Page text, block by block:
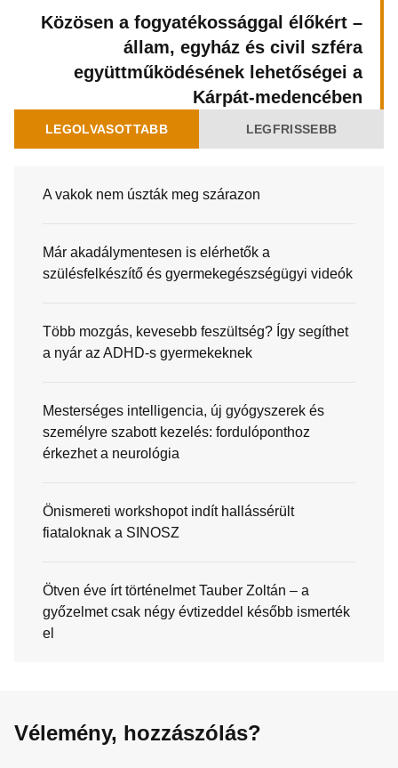
Közösen a fogyatékossággal élőkért –
állam, egyház és civil szféra
együttműködésének lehetőségei a
Kárpát-medencében
LEGOLVASOTTABB LEGFRISSEBB
A vakok nem úszták meg szárazon
Már akadálymentesen is elérhetők a
szülésfelkészítő és gyermekegészségügyi videók
Több mozgás, kevesebb feszültség? Így segíthet
a nyár az ADHD-s gyermekeknek
Mesterséges intelligencia, új gyógyszerek és
személyre szabott kezelés: fordulóponthoz
érkezhet a neurológia
Önismereti workshopot indít hallássérült
fiataloknak a SINOSZ
Ötven éve írt történelmet Tauber Zoltán – a
győzelmet csak négy évtizeddel később ismerték
el
Vélemény, hozzászólás?